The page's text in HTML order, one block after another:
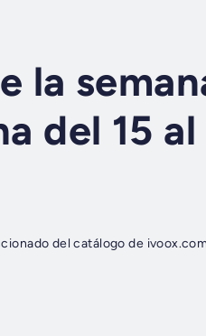
la
del 15
del catálogo de